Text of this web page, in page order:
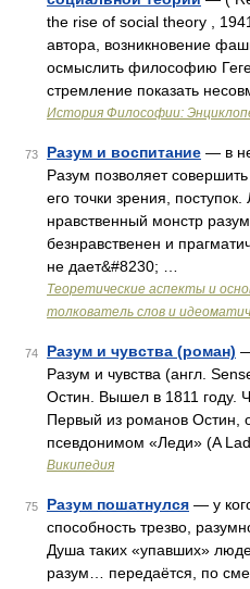
the rise of social theory ,
автора, возникновение
осмыслить философию
стремление показать
История Философии:
73 Разум и воспитание — в
Разум позволяет
его точки зрения,
нравственный монстр
безнравственен и
не дает&#8230; …
Теоретические аспекты и
толкователь слов и
74 Разум и чувства (роман)
Разум и чувства (англ.
Остин. Вышел в 1811 году.
Первый из романов Остин,
псевдонимом «Леди» (A
Википедия
75 Разум пошатнулся — у
способность трезво,
Душа таких «упавших»
разум… передаётся, по